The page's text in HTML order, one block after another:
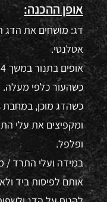
אופן ההכנה:
דג: מושחים את הדג
אטלנטי.
כשהעור כלפי מעלה.
כשהדג מוכן,
ומקפיצים את עלי
ופלפל.
במידה ועלי התרד /
אותם לפיסות ביד